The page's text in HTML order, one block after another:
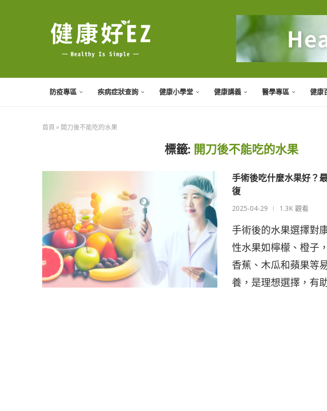
防疫專區 疾病症狀查詢 健康小學堂 健康講義 醫學專區 健康
首頁 » 開刀後不能吃的水果
標籤: 開刀後不能吃的水果
手術後吃什麼水果好？
復
2025-04-29 1.3K 觀看
手術後的水果選擇對
性水果如檸檬、橙子
香蕉、木瓜和蘋果等
養，是理想選擇，有